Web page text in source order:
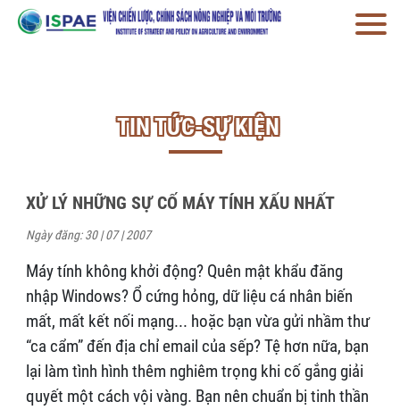
TIN TỨC-SỰ KIỆN
XỬ LÝ NHỮNG SỰ CỐ MÁY TÍNH XẤU NHẤT
Ngày đăng: 30 | 07 | 2007
Máy tính không khởi động? Quên mật khẩu đăng
nhập Windows? Ổ cứng hỏng, dữ liệu cá nhân biến
mất, mất kết nối mạng... hoặc bạn vừa gửi nhầm thư
“ca cẩm” đến địa chỉ email của sếp? Tệ hơn nữa, bạn
lại làm tình hình thêm nghiêm trọng khi cố gắng giải
quyết một cách vội vàng. Bạn nên chuẩn bị tinh thần